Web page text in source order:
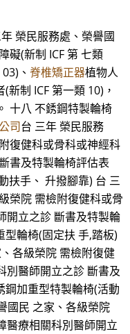
榮民服務處、榮譽國
礙(新制 ICF 第 七類
、 脊椎矯正器植物人
新制 ICF 第一類 10)，
十八 不銹鋼特製輪椅
司台 三年 榮民服務
復健科或骨科或神經科
書及特製輪椅評估表
扶手、 升撥腳靠) 台 三
榮院 需檢附復健科或骨
開立之診 斷書及特製輪
輪椅(固定扶 手,踏板)
各級榮院 需檢附復健
別醫師開立之診 斷書及
鋼加重型特製輪椅(活動
國民 之家、各級榮院
醫療相關科別醫師開立